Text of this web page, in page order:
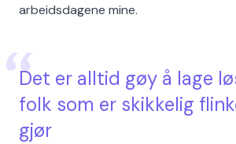
arbeidsdagene mine.
Det er alltid gøy å lage
folk som er skikkelig
gjør